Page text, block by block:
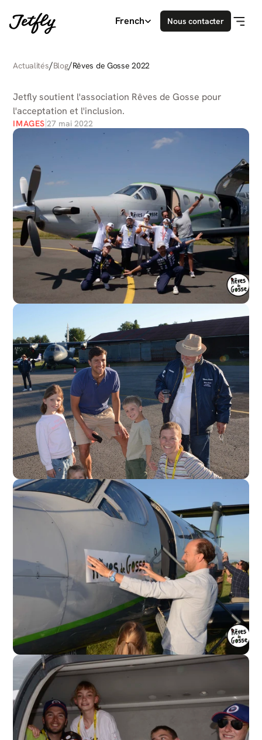
Actualités/Blog/Rêves de Gosse 2022
Jetfly soutient l'association Rêves de Gosse pour
l'acceptation et l'inclusion.
IMAGES 27 mai 2022
Select Language
French Nous contacter